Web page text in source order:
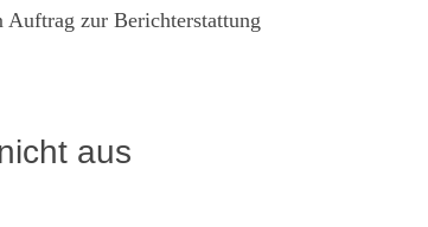
Auftrag zur Berichterstattung
aus